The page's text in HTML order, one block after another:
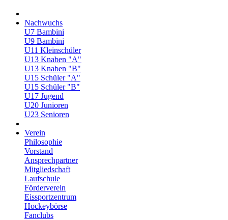
Nachwuchs
U7 Bambini
U9 Bambini
U11 Kleinschüler
U13 Knaben "A"
U13 Knaben "B"
U15 Schüler "A"
U15 Schüler "B"
U17 Jugend
U20 Junioren
U23 Senioren
Verein
Philosophie
Vorstand
Ansprechpartner
Mitgliedschaft
Laufschule
Förderverein
Eissportzentrum
Hockeybörse
Fanclubs